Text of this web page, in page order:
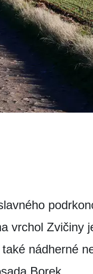
vrchol Zvičiny
nádherné
Borek